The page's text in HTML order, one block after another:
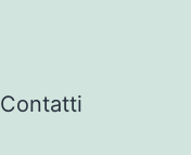
Contatti